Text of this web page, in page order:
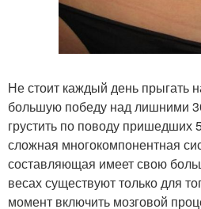
Не стоит каждый день прыгать
большую победу над лишними
грустить по поводу пришедших
сложная многокомпонентная
составляющая имеет свою
весах существуют только для
момент включить мозговой